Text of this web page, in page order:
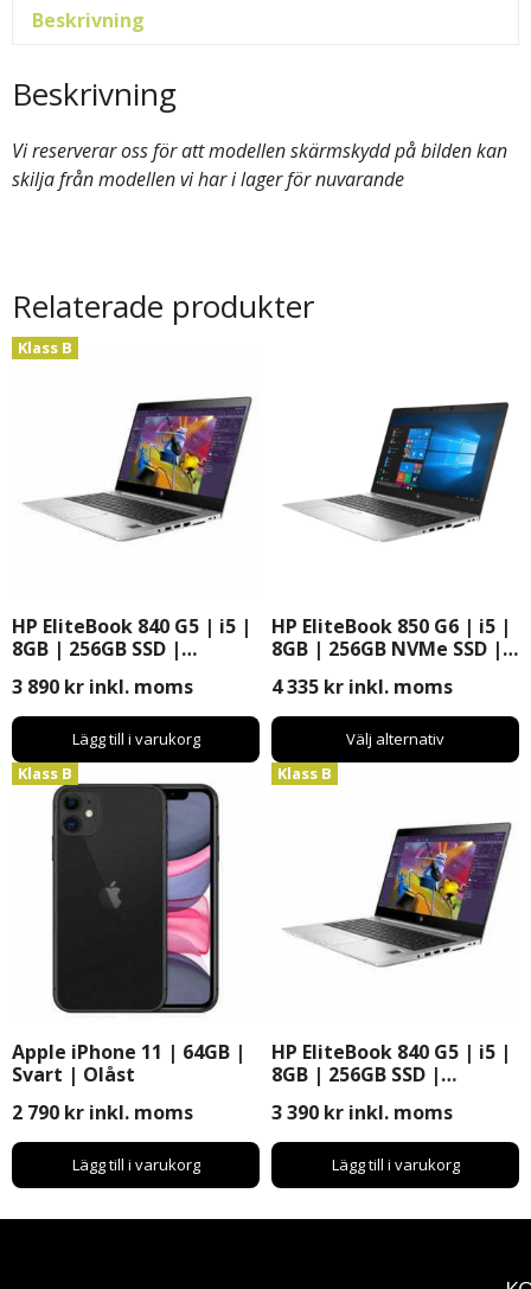
Beskrivning
Beskrivning
Vi reserverar oss för att modellen skärmskydd på bilden kan
skilja från modellen vi har i lager för nuvarande
Relaterade produkter
HP EliteBook 840 G5 | i5 |
8GB | 256GB SSD |
Klass B
3 890 kr inkl. moms
Lägg till i varukorg
HP EliteBook 850 G6 | i5 |
8GB | 256GB NVMe SSD |
4 335 kr inkl. moms
Välj alternativ
Apple iPhone 11 | 64GB |
Svart | Olåst
Klass B
2 790 kr inkl. moms
Lägg till i varukorg
HP EliteBook 840 G5 | i5 |
8GB | 256GB SSD |
Klass B
3 390 kr inkl. moms
Lägg till i varukorg